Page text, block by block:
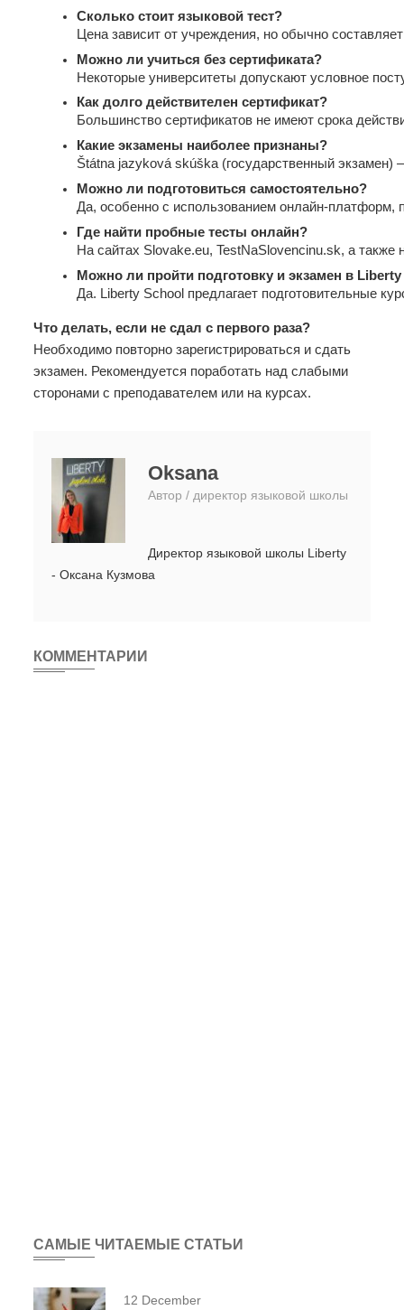
Сколько стоит языковой тест?
Цена зависит от учреждения, но обычно
Можно ли учиться без сертификата?
Некоторые университеты допускают условное
Как долго действителен сертификат?
Большинство сертификатов не имеют срока
Какие экзамены наиболее признаны?
Štátna jazyková skúška (государственный
Можно ли подготовиться самостоятельно?
Да, особенно с использованием онлайн-
Где найти пробные тесты онлайн?
На сайтах Slovake.eu, TestNaSlovencinu.sk, а
Можно ли пройти подготовку и экзамен в
Да. Liberty School предлагает подготовительные
Что делать, если не сдал с первого раза?
Необходимо повторно зарегистрироваться и сдать
экзамен. Рекомендуется поработать над слабыми
сторонами с преподавателем или на курсах.
Oksana
Автор / директор языковой школы
Директор языковой школы Liberty
- Оксана Кузмова
КОММЕНТАРИИ
САМЫЕ ЧИТАЕМЫЕ СТАТЬИ
12 December